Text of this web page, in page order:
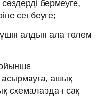
бермеуге,
сенбеуге;
үшін алдын ала төлем
ашық
схемалардан сақ